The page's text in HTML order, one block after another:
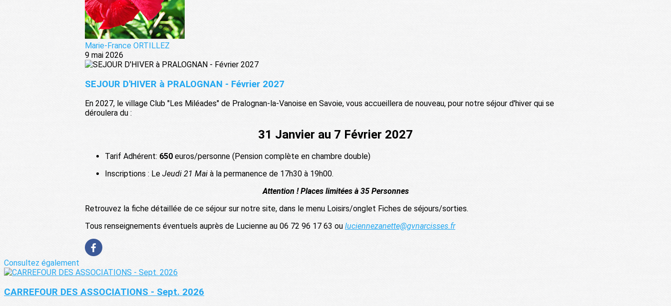
Marie-France ORTILLEZ
9 mai 2026
SEJOUR D'HIVER à PRALOGNAN - Février 2027
En 2027, le village Club "Les Miléades" de Pralognan-la-Vanoise en Savoie, vous accueillera de nouveau, pour notre séjour d'hiver qui se
déroulera du :
31 Janvier au 7 Février 2027
Tarif Adhérent: 650 euros/personne (Pension complète en chambre double)
Inscriptions : Le Jeudi 21 Mai à la permanence de 17h30 à 19h00.
Attention ! Places limitées à 35 Personnes
Retrouvez la fiche détaillée de ce séjour sur notre site, dans le menu Loisirs/onglet Fiches de séjours/sorties.
Tous renseignements éventuels auprès de Lucienne au 06 72 96 17 63 ou luciennezanette@gvnarcisses.fr
Consultez également
CARREFOUR DES ASSOCIATIONS - Sept. 2026